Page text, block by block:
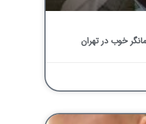
خوب در تهران